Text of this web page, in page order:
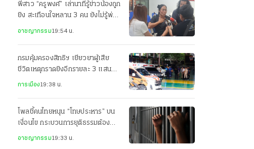
พี่สาว “ครูพงศ์” เล่านาทีรู้ข่าวน้องถูก
ยิง สะเทือนใจหลาน 3 คน ยังไม่รู้พ่อ
อาชญากรรม19:54 น.
กรมคุ้มครองสิทธิฯ เยียวยาผู้เสีย
ชีวิตเหตุกราดยิงอีกรายละ 3 แสน
เป็นคนละส่วนกับสำนักนายกฯ
การเมือง19:38 น.
โพลชี้คนไทยหนุน “โทษประหาร” บน
เงื่อนไข กระบวนการยุติธรรมต้อง
อาชญากรรม19:33 น.